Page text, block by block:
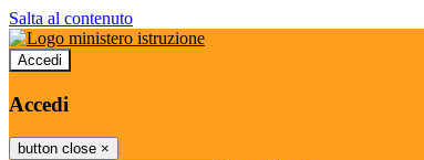
Salta al contenuto
Accedi
Accedi
button close ×